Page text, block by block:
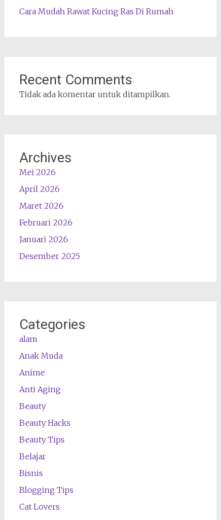
Cara Mudah Rawat Kucing Ras Di Rumah
Recent Comments
Tidak ada komentar untuk ditampilkan.
Archives
Mei 2026
April 2026
Maret 2026
Februari 2026
Januari 2026
Desember 2025
Categories
alam
Anak Muda
Anime
Anti Aging
Beauty
Beauty Hacks
Beauty Tips
Belajar
Bisnis
Blogging Tips
Cat Lovers